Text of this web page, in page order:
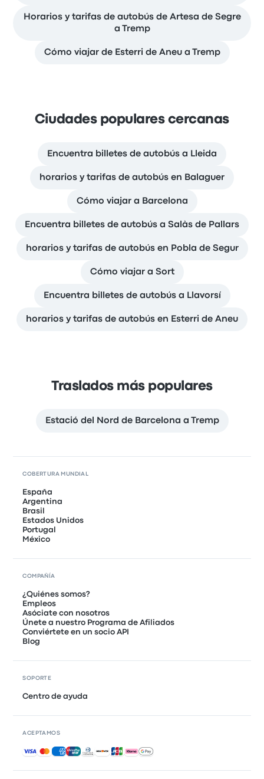
Horarios y tarifas de autobús de Artesa de Segre
a Tremp
Cómo viajar de Esterri de Aneu a Tremp
Ciudades populares cercanas
Encuentra billetes de autobús a Lleida
horarios y tarifas de autobús en Balaguer
Cómo viajar a Barcelona
Encuentra billetes de autobús a Salàs de Pallars
horarios y tarifas de autobús en Pobla de Segur
Cómo viajar a Sort
Encuentra billetes de autobús a Llavorsí
horarios y tarifas de autobús en Esterri de Aneu
Traslados más populares
Estació del Nord de Barcelona a Tremp
COBERTURA MUNDIAL
España
Argentina
Brasil
Estados Unidos
Portugal
México
COMPAÑÍA
¿Quiénes somos?
Empleos
Asóciate con nosotros
Únete a nuestro Programa de Afiliados
Conviértete en un socio API
Blog
SOPORTE
Centro de ayuda
ACEPTAMOS
Pagos aceptados